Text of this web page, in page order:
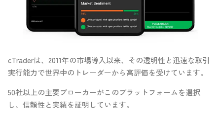
cTraderは、2011年の市場導入以来、その透明性と迅速な取引
実行能力で世界中のトレーダーから高評価を受けています。
50社以上の主要ブローカーがこのプラットフォームを選択
し、信頼性と実績を証明しています。